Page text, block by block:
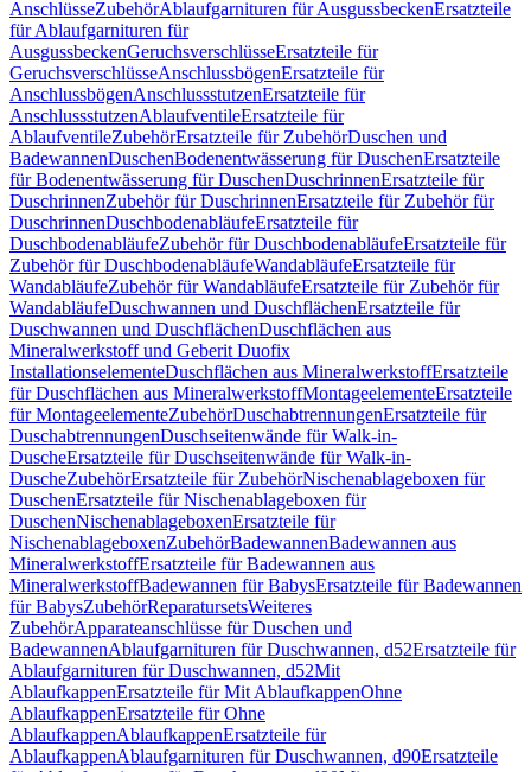
AnschlüsseZubehörAblaufgarnituren für AusgussbeckenErsatzteile
für Ablaufgarnituren für
AusgussbeckenGeruchsverschlüsseErsatzteile für
GeruchsverschlüsseAnschlussbögenErsatzteile für
AnschlussbögenAnschlussstutzenErsatzteile für
AnschlussstutzenAblaufventileErsatzteile für
AblaufventileZubehörErsatzteile für ZubehörDuschen und
BadewannenDuschenBodenentwässerung für DuschenErsatzteile
für Bodenentwässerung für DuschenDuschrinnenErsatzteile für
DuschrinnenZubehör für DuschrinnenErsatzteile für Zubehör für
DuschrinnenDuschbodenabläufeErsatzteile für
DuschbodenabläufeZubehör für DuschbodenabläufeErsatzteile für
Zubehör für DuschbodenabläufeWandabläufeErsatzteile für
WandabläufeZubehör für WandabläufeErsatzteile für Zubehör für
WandabläufeDuschwannen und DuschflächenErsatzteile für
Duschwannen und DuschflächenDuschflächen aus
Mineralwerkstoff und Geberit Duofix
InstallationselementeDuschflächen aus MineralwerkstoffErsatzteile
für Duschflächen aus MineralwerkstoffMontageelementeErsatzteile
für MontageelementeZubehörDuschabtrennungenErsatzteile für
DuschabtrennungenDuschseitenwände für Walk-in-
DuscheErsatzteile für Duschseitenwände für Walk-in-
DuscheZubehörErsatzteile für ZubehörNischenablageboxen für
DuschenErsatzteile für Nischenablageboxen für
DuschenNischenablageboxenErsatzteile für
NischenablageboxenZubehörBadewannenBadewannen aus
MineralwerkstoffErsatzteile für Badewannen aus
MineralwerkstoffBadewannen für BabysErsatzteile für Badewannen
für BabysZubehörReparatursetsWeiteres
ZubehörApparateanschlüsse für Duschen und
BadewannenAblaufgarnituren für Duschwannen, d52Ersatzteile für
Ablaufgarnituren für Duschwannen, d52Mit
AblaufkappenErsatzteile für Mit AblaufkappenOhne
AblaufkappenErsatzteile für Ohne
AblaufkappenAblaufkappenErsatzteile für
AblaufkappenAblaufgarnituren für Duschwannen, d90Ersatzteile